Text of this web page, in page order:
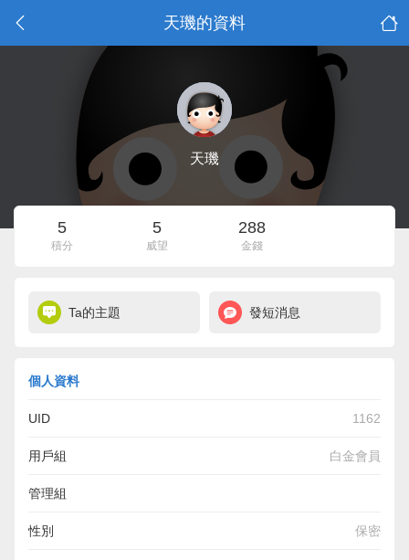
天璣的資料
天璣
5
積分
5
威望
288
金錢
Ta的主題 發短消息
個人資料
UID 1162
用戶組 白金會員
管理組
性別 保密